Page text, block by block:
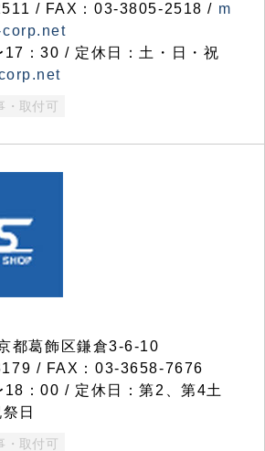
/ FAX：03-3805-2518 / m
：30 / 定休日：土・日・祝
・取付可
葛飾区鎌倉3-6-10
/ FAX：03-3658-7676
：00 / 定休日：第2、第4土
日
・取付可